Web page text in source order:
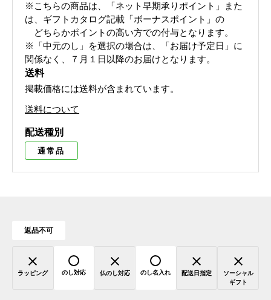
※こちらの商品は、「ネット早期承りポイント」また
は、ギフトカタログ記載「ボーナスポイント」の
どちらかポイントの高い方での付与となります。
※「中元のし」を選択の場合は、「お届け予定日」に
関係なく、７月１日以降のお届けとなります。
送料
掲載価格には送料が含まれています。
送料について
配送種別
通常品
返品不可
ラッピング のし対応 仏のし対応 のし名入れ 配送日指定
ソーシャル
ギフト